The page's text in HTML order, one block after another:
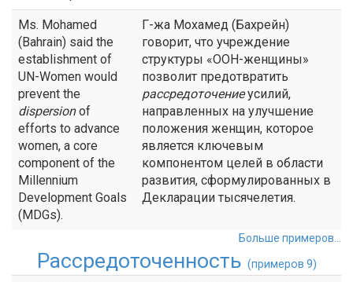
Ms. Mohamed
(Bahrain) said the
establishment of
UN-Women would
prevent the
dispersionof
efforts to advance
women, a core
component of the
Millennium
Development Goals
(MDGs).
Г-жа Мохамед (Бахрейн)
говорит, что учреждение
структуры «ООН-женщины»
позволит предотвратить
рассредоточениеусилий,
направленных на улучшение
положения женщин, которое
является ключевым
компонентом целей в области
развития, сформулированных в
Декларации тысячелетия.
Больше примеров...
Рассредоточенность (примеров 9)